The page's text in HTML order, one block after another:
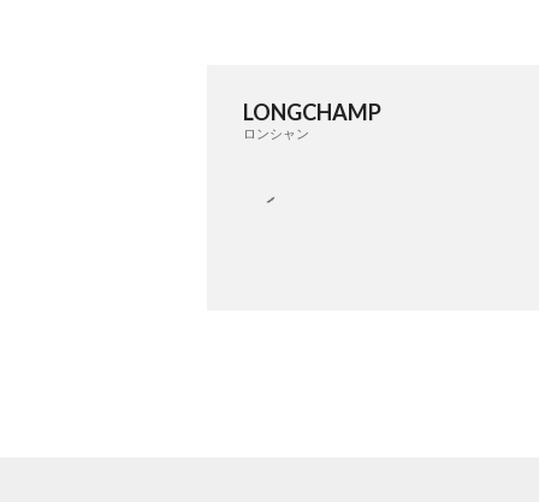
LONGCHAMP
ロンシャン